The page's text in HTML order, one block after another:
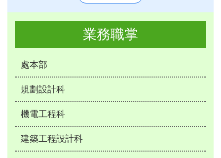
業務職掌
處本部
規劃設計科
機電工程科
建築工程設計科